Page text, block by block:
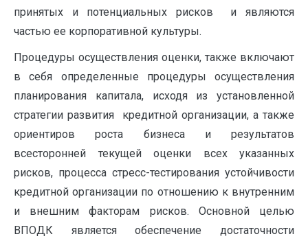
принятых и потенциальных рисков и являются
частью ее корпоративной культуры.
Процедуры осуществления оценки, также включают
в себя определенные процедуры осуществления
планирования капитала, исходя из установленной
стратегии развития кредитной организации, а также
ориентиров роста бизнеса и результатов
всесторонней текущей оценки всех указанных
рисков, процесса стресс-тестирования устойчивости
кредитной организации по отношению к внутренним
и внешним факторам рисков. Основной целью
ВПОДК является обеспечение достаточности